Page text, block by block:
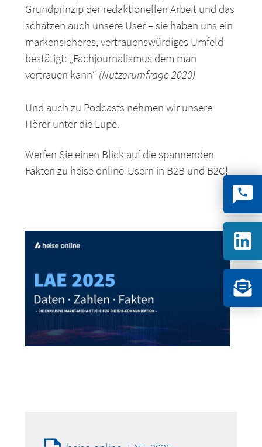
Grundprinzip der redaktionellen Arbeit und das
schätzen auch unsere User – sie haben uns ein
markensicheres, vertrauenswürdiges Umfeld
bestätigt: „Fachjournalismus dem man
vertrauen kann“ (Nutzerumfrage 2020)
Und auch zu Podcasts nehmen wir unsere
Hörer unter die Lupe.
Werfen Sie einen Blick auf die spannenden
Fakten zu heise online-Usern in B2B und B2C!